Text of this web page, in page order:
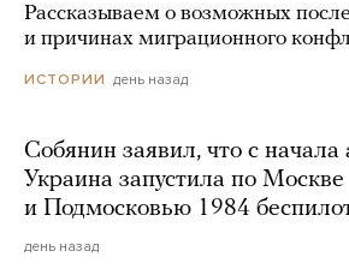
Рассказываем о возможных
и причинах миграционного
ИСТОРИИ день назад
Собянин заявил, что с начала
Украина запустила по Москве
и Подмосковью 1984
день назад